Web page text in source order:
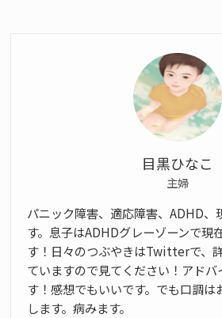
目黒ひなこ
主婦
パニック障害、適応障害、ADHD、
す。息子はADHDグレーゾーンで現
す！日々のつぶやきはTwitterで、
ていますので見てください！アドバ
す！感想でもいいです。でも口調は
します。病みます。